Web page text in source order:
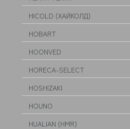
HICOLD (ХАЙКОЛД)
HOBART
HOONVED
HORECA-SELECT
HOSHIZAKI
HOUNO
HUALIAN (HMR)